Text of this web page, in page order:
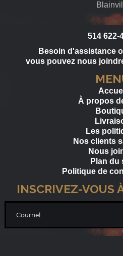
514 622-
Besoin d'assistance
vous pouvez nous
À propos
Les
Nos clients
Nous
Plan du
Politique de
INSCRIVEZ-VOUS